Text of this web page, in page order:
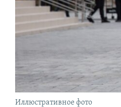
Иллюстративное фото